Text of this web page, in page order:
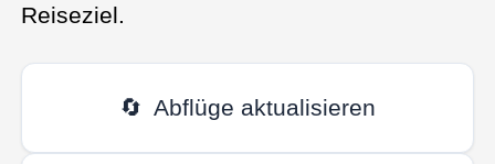
Reiseziel.
🔄 Abflüge aktualisieren